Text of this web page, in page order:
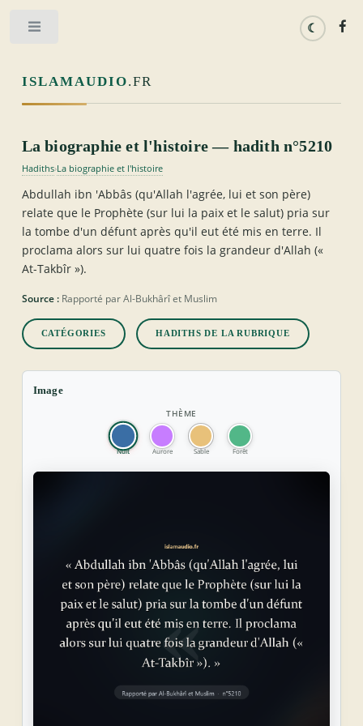
ISLAMAUDIO.FR
La biographie et l'histoire — hadith n°5210
Hadiths›La biographie et l'histoire
Abdullah ibn 'Abbâs (qu'Allah l'agrée, lui et son père)
relate que le Prophète (sur lui la paix et le salut) pria sur
la tombe d'un défunt après qu'il eut été mis en terre. Il
proclama alors sur lui quatre fois la grandeur d'Allah («
At-Takbîr »).
Source :Rapporté par Al-Bukhârî et Muslim
CATÉGORIES HADITHS DE LA RUBRIQUE
Image
THÈME
Nuit Aurore Sable Forêt